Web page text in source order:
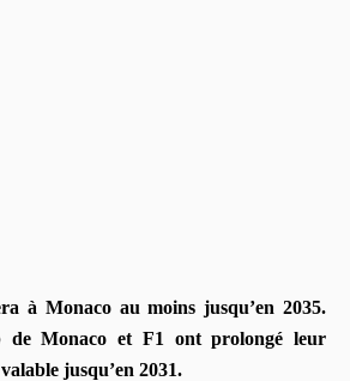
à Monaco au moins jusqu’en 2035.
de Monaco et F1 ont prolongé leur
jusqu’en 2031.